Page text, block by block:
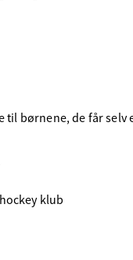
børnene, de får selv
klub